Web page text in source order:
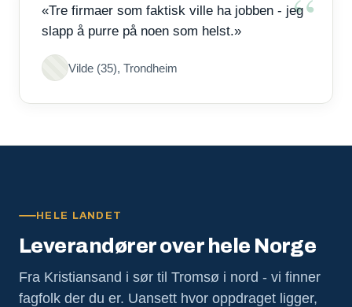
«Tre firmaer som faktisk ville ha jobben - jeg
slapp å purre på noen som helst.»
Vilde (35), Trondheim
HELE LANDET
Leverandører over hele Norge
Fra Kristiansand i sør til Tromsø i nord - vi finner
fagfolk der du er. Uansett hvor oppdraget ligger,